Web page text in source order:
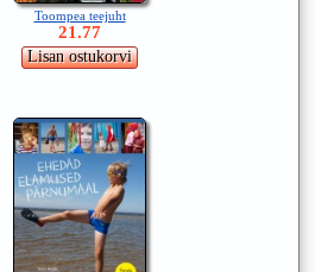
Toompea teejuht
21.77